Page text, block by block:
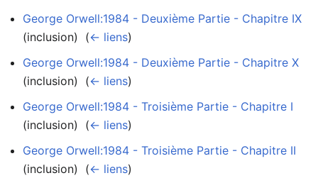
George Orwell:1984 - Deuxième Partie - Chapitre IX
(inclusion) ‎ (← liens)
George Orwell:1984 - Deuxième Partie - Chapitre X
(inclusion) ‎ (← liens)
George Orwell:1984 - Troisième Partie - Chapitre I
(inclusion) ‎ (← liens)
George Orwell:1984 - Troisième Partie - Chapitre II
(inclusion) ‎ (← liens)